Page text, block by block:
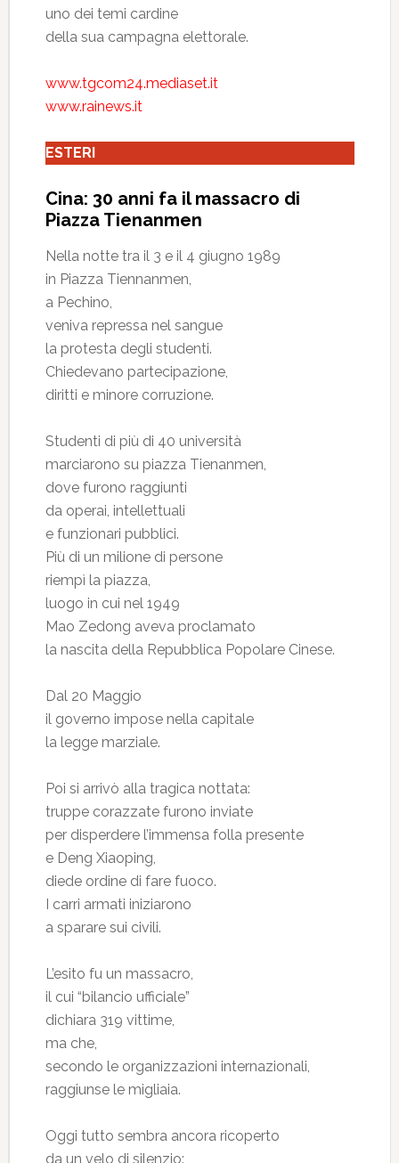
uno dei temi cardine
della sua campagna elettorale.
www.tgcom24.mediaset.it
www.rainews.it
ESTERI
Cina: 30 anni fa il massacro di
Piazza Tienanmen
Nella notte tra il 3 e il 4 giugno 1989
in Piazza Tiennanmen,
a Pechino,
veniva repressa nel sangue
la protesta degli studenti.
Chiedevano partecipazione,
diritti e minore corruzione.
Studenti di più di 40 università
marciarono su piazza Tienanmen,
dove furono raggiunti
da operai, intellettuali
e funzionari pubblici.
Più di un milione di persone
riempì la piazza,
luogo in cui nel 1949
Mao Zedong aveva proclamato
la nascita della Repubblica Popolare Cinese.
Dal 20 Maggio
il governo impose nella capitale
la legge marziale.
Poi si arrivò alla tragica nottata:
truppe corazzate furono inviate
per disperdere l’immensa folla presente
e Deng Xiaoping,
diede ordine di fare fuoco.
I carri armati iniziarono
a sparare sui civili.
L’esito fu un massacro,
il cui “bilancio ufficiale”
dichiara 319 vittime,
ma che,
secondo le organizzazioni internazionali,
raggiunse le migliaia.
Oggi tutto sembra ancora ricoperto
da un velo di silenzio: